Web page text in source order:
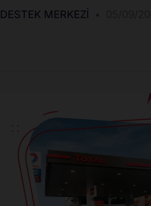
DESTEK MERKEZI